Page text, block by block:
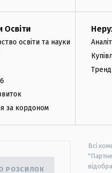
Освіти
освіти та науки
за кордоном
РОЗСИЛОК
Всі